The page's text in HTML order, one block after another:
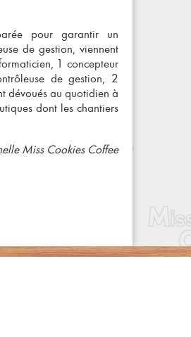
pour garantir un
de gestion, viennent
1 concepteur
de gestion, 2
dévoués au quotidien à
dont les chantiers
Miss Cookies Coffee